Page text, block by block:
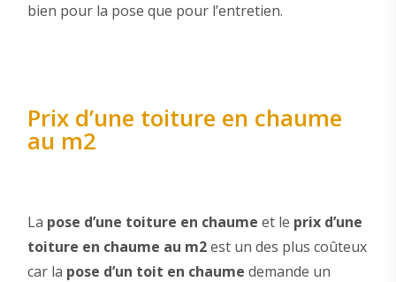
bien pour la pose que pour l’entretien.
Prix d’une toiture en chaume
au m2
La pose d’une toiture en chaume et le prix d’une
toiture en chaume au m2est un des plus coûteux
car la pose d’un toit en chaume demande un